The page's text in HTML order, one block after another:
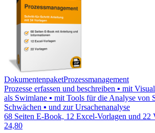
DokumentenpaketProzessmanagement
Prozesse erfassen und beschreiben ▪ mit
als Swimlane ▪ mit Tools für die Analyse von
Schwächen ▪ und zur Ursachenanalyse
68 Seiten E-Book, 12 Excel-Vorlagen und 22
24,80